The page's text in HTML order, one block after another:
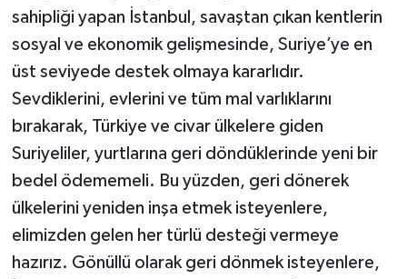
sahipliği yapan İstanbul, savaştan çıkan kentlerin
sosyal ve ekonomik gelişmesinde, Suriye’ye en
üst seviyede destek olmaya kararlıdır.
Sevdiklerini, evlerini ve tüm mal varlıklarını
bırakarak, Türkiye ve civar ülkelere giden
Suriyeliler, yurtlarına geri döndüklerinde yeni bir
bedel ödememeli. Bu yüzden, geri dönerek
ülkelerini yeniden inşa etmek isteyenlere,
elimizden gelen her türlü desteği vermeye
hazırız. Gönüllü olarak geri dönmek isteyenlere,